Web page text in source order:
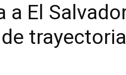
a El
trayectoria